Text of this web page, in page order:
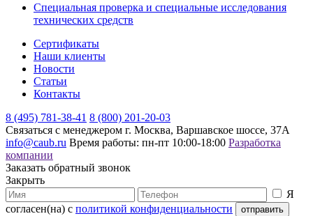
Специальная проверка и специальные исследования
технических средств
Сертификаты
Наши клиенты
Новости
Статьи
Контакты
8 (495) 781-38-41 8 (800) 201-20-03
Связаться с менеджером г. Москва, Варшавское шоссе, 37А
info@caub.ru Время работы: пн-пт 10:00-18:00 Разработка
компании
Заказать обратный звонок
Закрыть
Я
согласен(на) с политикой конфиденциальности